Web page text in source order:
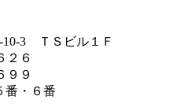
3 ＴＳビル１Ｆ
２６
９９
・６番